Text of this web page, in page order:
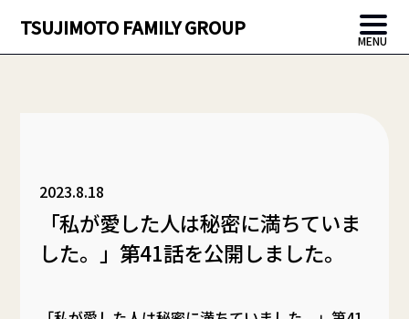
TSUJIMOTO FAMILY GROUP
MENU
2023.8.18
「私が愛した人は秘密に満ちていま
した。」第41話を公開しました。